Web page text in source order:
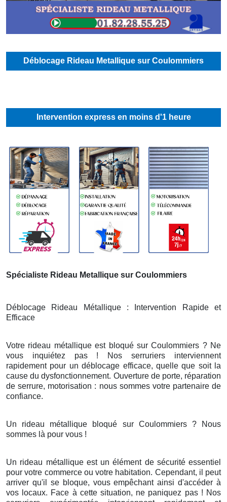
Déblocage Rideau Metallique sur Coulommiers
Intervention express en moins d'1 heure
Spécialiste Rideau Metallique sur Coulommiers
Déblocage Rideau Métallique : Intervention Rapide et
Efficace
Votre rideau métallique est bloqué sur Coulommiers ? Ne
vous inquiétez pas ! Nos serruriers interviennent
rapidement pour un déblocage efficace, quelle que soit la
cause du dysfonctionnement. Ouverture de porte, réparation
de serrure, motorisation : nous sommes votre partenaire de
confiance.
Un rideau métallique bloqué sur Coulommiers ? Nous
sommes là pour vous !
Un rideau métallique est un élément de sécurité essentiel
pour votre commerce ou votre habitation. Cependant, il peut
arriver qu'il se bloque, vous empêchant ainsi d'accéder à
vos locaux. Face à cette situation, ne paniquez pas ! Nos